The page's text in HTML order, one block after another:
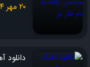
۲۰ مهر ۱۴۰۴